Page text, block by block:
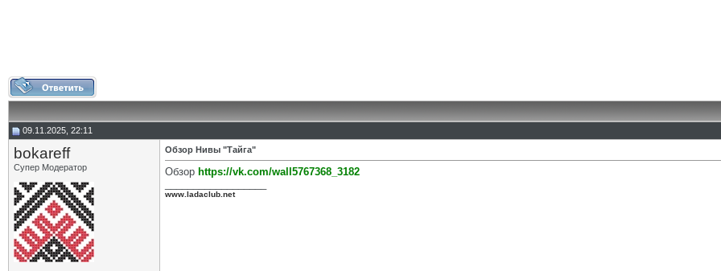
09.11.2025, 22:11
bokareff
Супер Модератор
Обзор Нивы "Тайга"
Обзор https://vk.com/wall5767368_3182
www.ladaclub.net